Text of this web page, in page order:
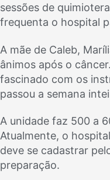
sessões de
frequenta o hospital
A mãe de Caleb,
ânimos após o
fascinado com os
passou a semana
A unidade faz 500 a
Atualmente, o
deve se cadastrar
preparação.